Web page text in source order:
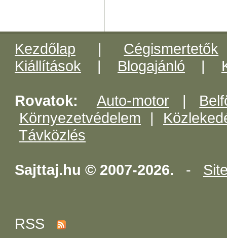
Kezdőlap | Cégismertetők
Kiállítások | Blogajánló |
Rovatok: Auto-motor|
Környezetvédelem |
Távközlés
Sajttaj.hu © 2007-2026. -
RSS